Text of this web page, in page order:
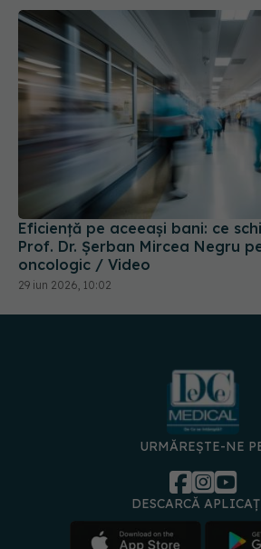
Eficiență pe aceeași bani: ce
Prof. Dr. Șerban Mircea Negru
oncologic / Video
29 iun 2026, 10:02
URMĂREȘTE-NE
DESCARCĂ